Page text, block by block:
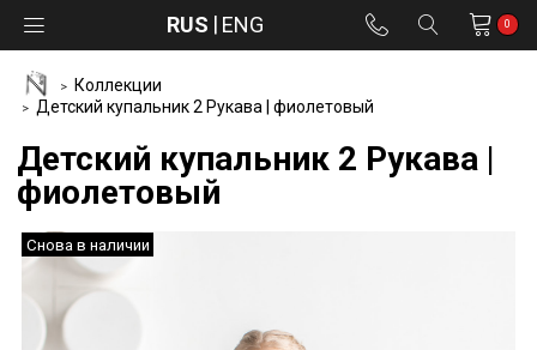
RUS ENG 0
Коллекции
Детский купальник 2 Рукава | фиолетовый
Детский купальник 2 Рукава |
фиолетовый
Снова в наличии